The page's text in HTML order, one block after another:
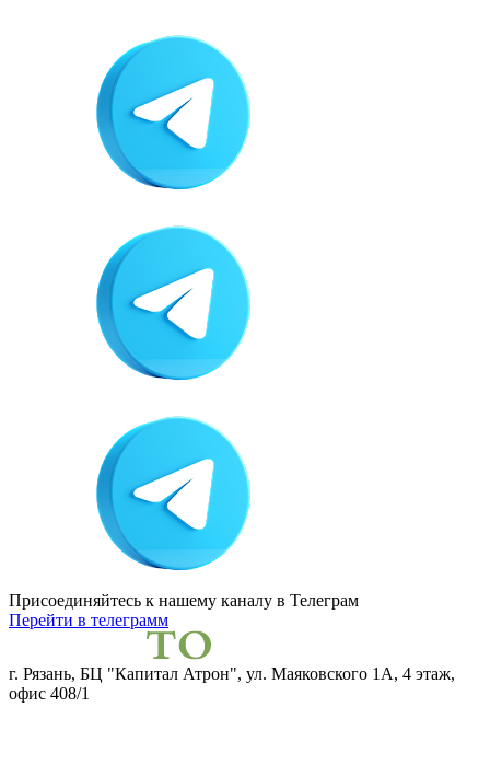
Присоединяйтесь к нашему каналу в Телеграм
Перейти в телеграмм
г. Рязань, БЦ "Капитал Атрон", ул. Маяковского 1А, 4 этаж,
офис 408/1